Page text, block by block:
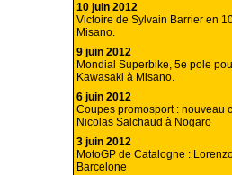
10 juin 2012
Victoire de Sylvain Barrier en
Misano.
9 juin 2012
Mondial Superbike, 5e pole
Kawasaki à Misano.
6 juin 2012
Coupes promosport : nouveau
Nicolas Salchaud à Nogaro
3 juin 2012
MotoGP de Catalogne :
Barcelone